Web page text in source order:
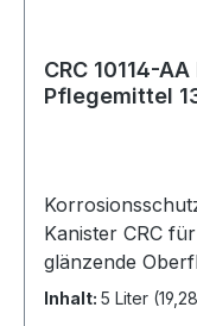
CRC 10114-
Pflegemittel
Kanister CRC
glänzende
und Chrom ·
Inhalt: 5 Liter